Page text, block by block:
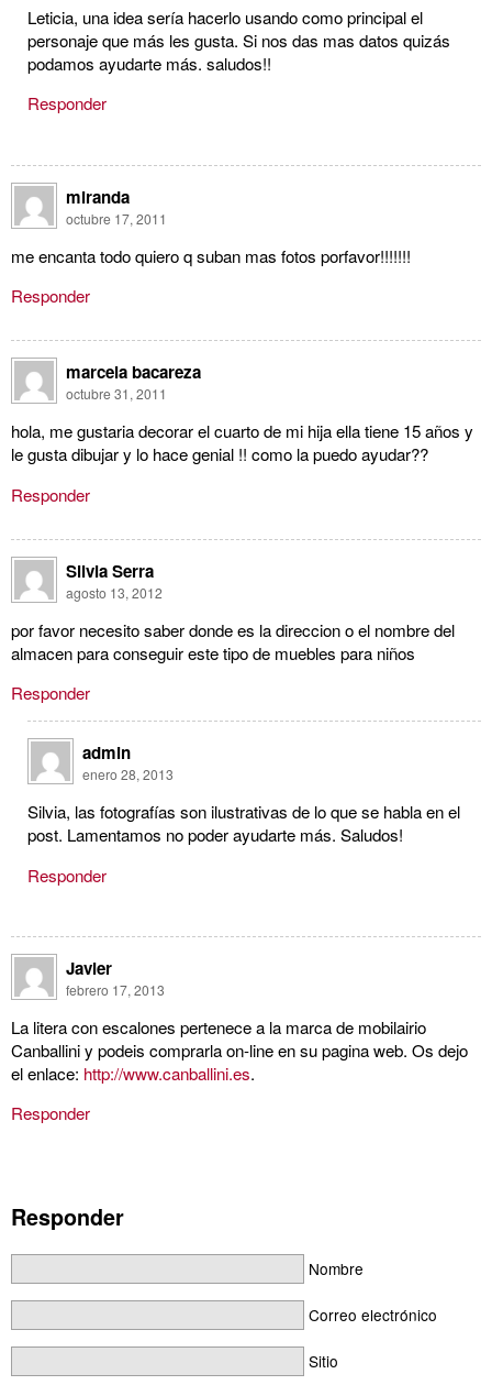
Leticia, una idea sería hacerlo usando como principal el
personaje que más les gusta. Si nos das mas datos quizás
podamos ayudarte más. saludos!!
Responder
miranda
octubre 17, 2011
me encanta todo quiero q suban mas fotos porfavor!!!!!!!
Responder
marcela bacareza
octubre 31, 2011
hola, me gustaria decorar el cuarto de mi hija ella tiene 15 años y
le gusta dibujar y lo hace genial !! como la puedo ayudar??
Responder
Silvia Serra
agosto 13, 2012
por favor necesito saber donde es la direccion o el nombre del
almacen para conseguir este tipo de muebles para niños
Responder
admin
enero 28, 2013
Silvia, las fotografías son ilustrativas de lo que se habla en el
post. Lamentamos no poder ayudarte más. Saludos!
Responder
Javier
febrero 17, 2013
La litera con escalones pertenece a la marca de mobilairio
Canballini y podeis comprarla on-line en su pagina web. Os dejo
el enlace: http://www.canballini.es.
Responder
Responder
Nombre
Correo electrónico
Sitio